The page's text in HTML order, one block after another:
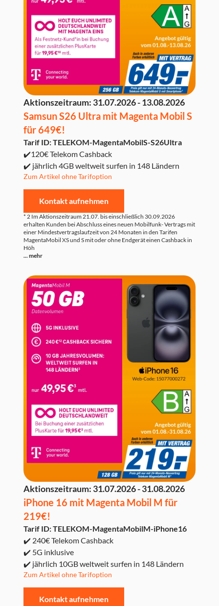
Aktionszeitraum: 31.07.2026 - 13.08.2026
Samsun S26 Ultra mit Magenta Mobil S
für 649€!
Tarif ID: TELEKOM-MagentaMobilS-S26Ultra
✔️120€ Telekom Cashback
✔️ jährlich 4GB weltweit surfen in 148 Ländern
Zum Artikel ohne Tarifoption
Kontakt aufnehmen
* 2 Im Aktionszeitraum 21.07. bis einschließlich 30.09.2026
erhalten Kunden bei Abschluss eines neuen Mobilfunk- Vertrags mit
einer Mindestvertragslaufzeit von 24 Monaten in den Tarifen
MagentaMobil XS und S mit oder ohne Endgerät einen Cashback in
Höh
... mehr
Aktionszeitraum: 31.07.2026 - 31.08.2026
iPhone 16 mit Magenta Mobil M für
219€!
Tarif ID: TELEKOM-MagentaMobilM-iPhone16
✔️ 240€ Telekom Cashback
✔️ 5G inklusive
✔️ jährlich 10GB weltweit surfen in 148 Ländern
Zum Artikel ohne Tarifoption
Kontakt aufnehmen